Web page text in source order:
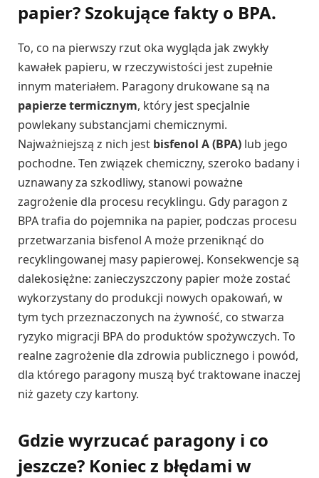
papier? Szokujące fakty o BPA.
To, co na pierwszy rzut oka wygląda jak zwykły
kawałek papieru, w rzeczywistości jest zupełnie
innym materiałem. Paragony drukowane są na
papierze termicznym, który jest specjalnie
powlekany substancjami chemicznymi.
Najważniejszą z nich jest bisfenol A (BPA) lub jego
pochodne. Ten związek chemiczny, szeroko badany i
uznawany za szkodliwy, stanowi poważne
zagrożenie dla procesu recyklingu. Gdy paragon z
BPA trafia do pojemnika na papier, podczas procesu
przetwarzania bisfenol A może przeniknąć do
recyklingowanej masy papierowej. Konsekwencje są
dalekosiężne: zanieczyszczony papier może zostać
wykorzystany do produkcji nowych opakowań, w
tym tych przeznaczonych na żywność, co stwarza
ryzyko migracji BPA do produktów spożywczych. To
realne zagrożenie dla zdrowia publicznego i powód,
dla którego paragony muszą być traktowane inaczej
niż gazety czy kartony.
Gdzie wyrzucać paragony i co
jeszcze? Koniec z błędami w